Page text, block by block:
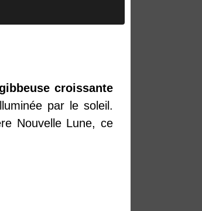
croissante
par le soleil.
Nouvelle Lune, ce